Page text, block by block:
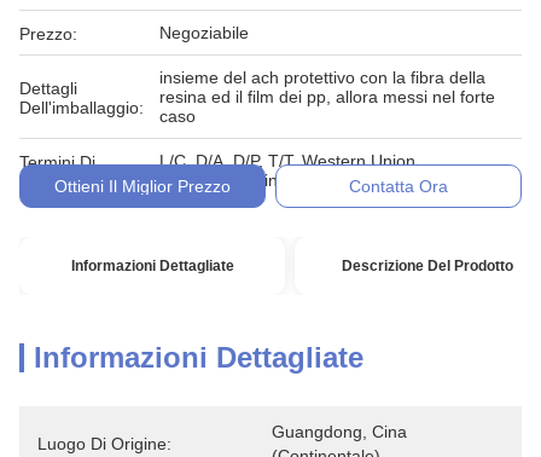
Prezzo: Negoziabile
Dettagli
Dell'imballaggio:
insieme del ach protettivo con la fibra della
resina ed il film dei pp, allora messi nel forte
caso
Termini Di
Pagamento:
L/C, D/A, D/P, T/T, Western Union,
MoneyGram, in denaro, impegno
Ottieni Il Miglior Prezzo Contatta Ora
Informazioni Dettagliate Descrizione Del Prodotto
Informazioni Dettagliate
Luogo Di Origine:
Guangdong, Cina